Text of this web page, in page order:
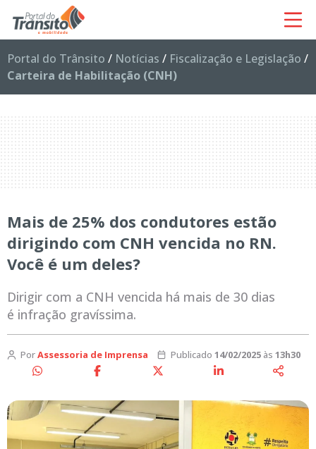
Portal do Trânsito / Notícias / Fiscalização e Legislação /
Carteira de Habilitação (CNH)
Mais de 25% dos condutores estão
dirigindo com CNH vencida no RN.
Você é um deles?
Dirigir com a CNH vencida há mais de 30 dias
é infração gravíssima.
PorAssessoria de Imprensa Publicado 14/02/2025às 13h30